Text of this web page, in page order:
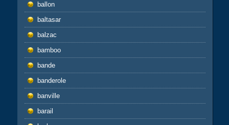
ballon
baltasar
balzac
bamboo
bande
banderole
banville
barail